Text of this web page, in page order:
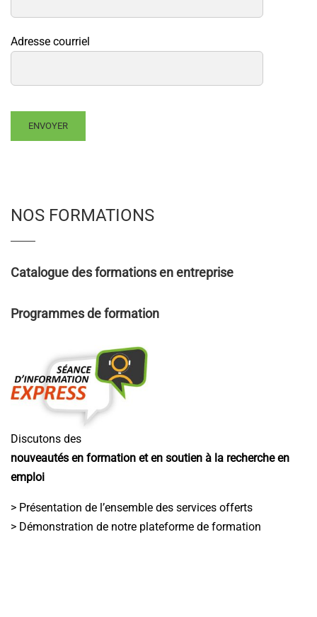
Adresse courriel
NOS FORMATIONS
Catalogue des formations en entreprise
Programmes de formation
Discutons des
nouveautés en formation et en soutien à la recherche en
emploi
> Présentation de l’ensemble des services offerts
> Démonstration de notre plateforme de formation